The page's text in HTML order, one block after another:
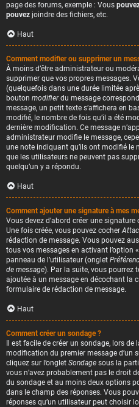
page des forums, exemple : Vous
pouvez joindre des fichiers, etc.
Haut
Comment modifier ou supprimer un
À moins d’être administrateur ou
supprimer que vos propres messages.
(quelquefois dans une durée limitée
bouton modifierdu message
message, un petit texte s’affichera en
modifié, le nombre de fois qu’il a été
dernière modification. Ce message
administrateur modifie le message,
une note indiquant qu’ils ont modifié le
que les utilisateurs ne peuvent pas
quelqu’un y a répondu.
Haut
Comment ajouter une signature à mes
Vous devez d’abord créer une
Une fois créée, vous pouvez cocher
rédaction de message. Vous pouvez
tous vos messages en activant l’option
panneau de l’utilisateur (onglet
de message). Par la suite, vous pourrez
ajoutée à un message en décochant la
formulaire de rédaction de message.
Haut
Comment créer un sondage ?
Il est facile de créer un sondage, lors
modification du premier message d’un
cliquez sur l’onglet Sondage sous la
vous n’avez probablement pas le droit
du sondage et au moins deux options
dans le champ des réponses. Vous
réponses qu’un utilisateur peut choisir